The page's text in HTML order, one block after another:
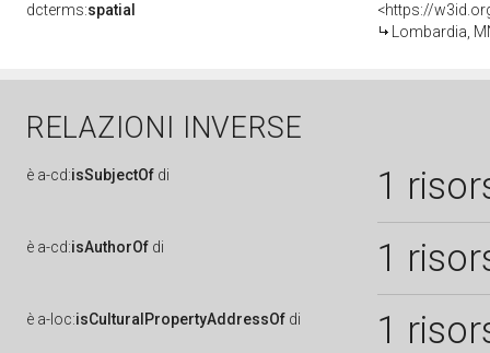
dcterms:spatial
<https://
Lombardia,
RELAZIONI INVERSE
è a-cd:isSubjectOf di 1
è a-cd:isAuthorOf di 1
è a-loc:isCulturalPropertyAddressOf di 1